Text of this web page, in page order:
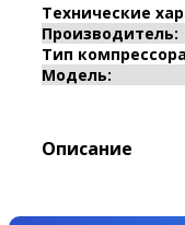
Технические
Производитель:
Тип
Модель:
Описание